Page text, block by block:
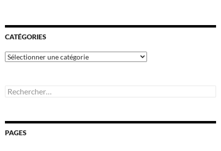
CATÉGORIES
Catégories
Rechercher :
PAGES